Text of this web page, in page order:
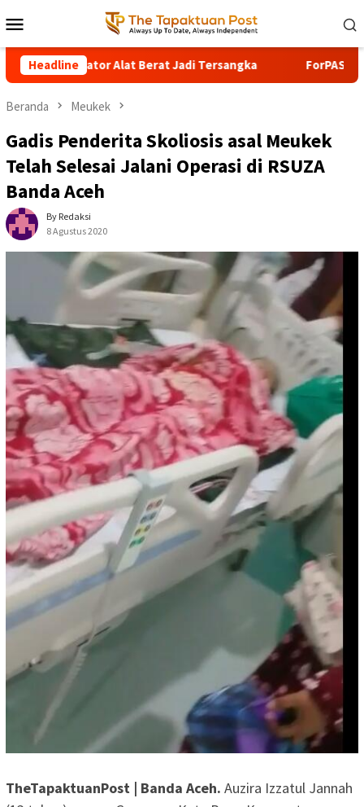
ke
kontenMobile
Headline
Alat Berat Jadi Tersangka ForPAS Tantang Bupati
Beranda Meukek
Gadis Penderita Skoliosis asal Meukek
Telah Selesai Jalani Operasi di RSUZA
Banda Aceh
By Redaksi
8 Agustus 2020
TheTapaktuanPost | Banda Aceh. Auzira Izzatul Jannah